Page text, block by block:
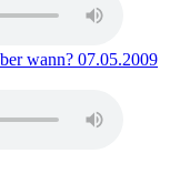
wann? Ausleihbar seit
07.05.2009
wann?